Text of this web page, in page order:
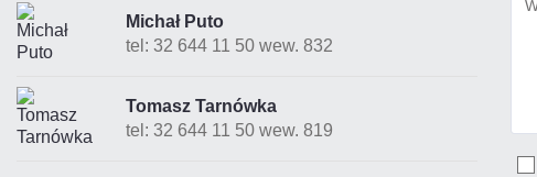
Michał Puto
tel: 32 644 11 50 wew. 832
Tomasz Tarnówka
tel: 32 644 11 50 wew. 819